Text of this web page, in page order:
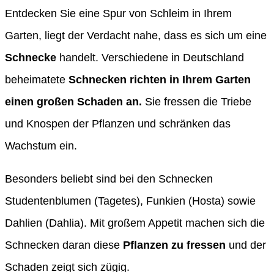
Entdecken Sie eine Spur von Schleim in Ihrem
Garten, liegt der Verdacht nahe, dass es sich um eine
Schnecke handelt. Verschiedene in Deutschland
beheimatete Schnecken richten in Ihrem Garten
einen großen Schaden an. Sie fressen die Triebe
und Knospen der Pflanzen und schränken das
Wachstum ein.
Besonders beliebt sind bei den Schnecken
Studentenblumen (Tagetes), Funkien (Hosta) sowie
Dahlien (Dahlia). Mit großem Appetit machen sich die
Schnecken daran diese Pflanzen zu fressen und der
Schaden zeigt sich zügig.